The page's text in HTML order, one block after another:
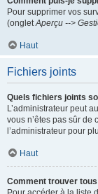
Pour supprimer vos
(ongletAperçu -->
Haut
Fichiers joints
Quels fichiers joints
L’administrateur peut
vous n’êtes pas sûr de
l’administrateur pour
Haut
Comment trouver